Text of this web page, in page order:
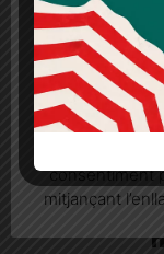
Sant
Més
Quan l’usuari
seu
consentiment
mitjançant